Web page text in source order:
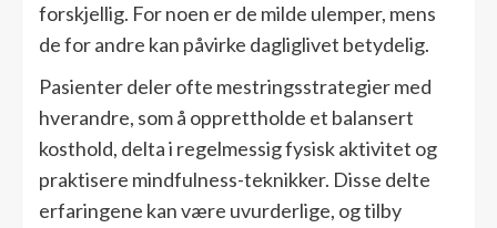
forskjellig. For noen er de milde ulemper, mens
de for andre kan påvirke dagliglivet betydelig.
Pasienter deler ofte mestringsstrategier med
hverandre, som å opprettholde et balansert
kosthold, delta i regelmessig fysisk aktivitet og
praktisere mindfulness-teknikker. Disse delte
erfaringene kan være uvurderlige, og tilby